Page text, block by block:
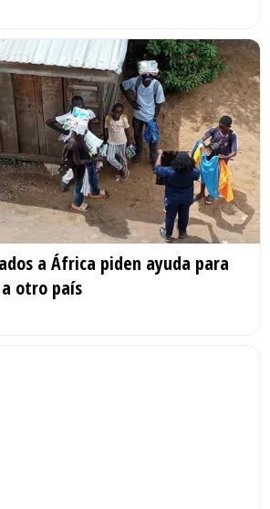
a África piden ayuda para
otro país